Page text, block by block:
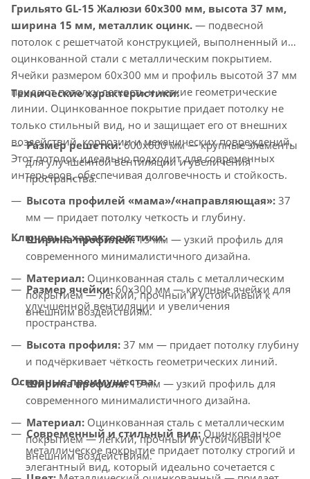
Грильято GL-15 Жалюзи 60x300 мм, высота 37 мм,
ширина 15 мм, металлик оцинк. — подвесной
потолок с решетчатой конструкцией, выполненный из
оцинкованной стали с металлическим покрытием.
Ячейки размером 60x300 мм и профиль высотой 37 мм
придают потолку легкость и четкие геометрические
линии. Оцинкованное покрытие придает потолку не
только стильный вид, но и защищает его от внешних
воздействий, коррозии и механических повреждений.
Этот потолок идеально подходит для современных
интерьеров, обеспечивая долговечность и стойкость.
Технические характеристики:
Размер решетки:600x600 мм — крупные элементы
для улучшенной вентиляции и увеличения
пространства.
Высота профилей «мама»/«направляющая»: 37
мм — придает потолку четкость и глубину.
Ширина профилей:15 мм — узкий профиль для
современного минималистичного дизайна.
Материал: Оцинкованная сталь с металлическим
покрытием — легкий, прочный и устойчивый к
внешним воздействиям.
Ключевые характеристики:
Размер ячейки: 60x300 мм — крупные ячейки для
улучшенной вентиляции и увеличения
пространства.
Высота профиля: 37 мм — придает потолку глубину
и подчёркивает чёткость геометрических линий.
Ширина профиля:15 мм — узкий профиль для
современного минималистичного дизайна.
Материал: Оцинкованная сталь с металлическим
покрытием — лёгкий, прочный и устойчивый к
внешним воздействиям.
Основные преимущества:
Современный и стильный вид: Оцинкованное
металлическое покрытие придает потолку строгий и
элегантный вид, который идеально сочетается с